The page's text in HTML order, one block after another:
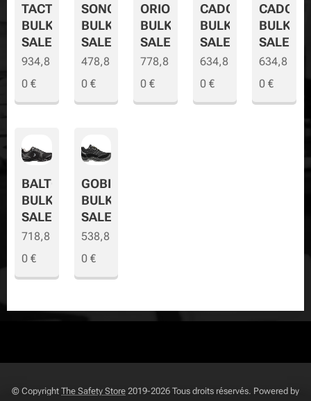
TACTIC
BULK
SALE
934,8
0 €
SONORA
BULK
SALE
478,8
0€
ORION
BULK
SALE
778,8
0 €
CADOR
BULK
SALE
634,8
0€
CADOR-
BULK-
SALE
634,8
0 €
BALTO
BULK
SALE
718,8
0 €
GOBI
BULK
SALE
538,8
0€
© Copyright The Safety Store 2019-2026 Tous droits réservés. Powered by